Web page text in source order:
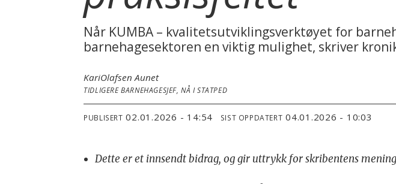
Når KUMBA – kvalitetsutviklingsverktøyet for
barnehagesektoren en viktig mulighet, skriver
KariOlafsen Aunet
TIDLIGERE BARNEHAGESJEF, NÅ I STATPED
PUBLISERT 02.01.2026 - 14:54 SIST OPPDATERT 04.01.2026 - 10:03
Dette er et innsendt bidrag, og gir uttrykk for skribentens